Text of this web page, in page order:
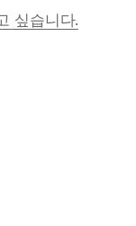
싶습니다.